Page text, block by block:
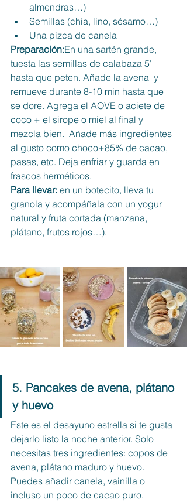
almendras…)
Semillas (chía, lino, sésamo…)
Una pizca de canela
Preparación:En una sartén grande,
tuesta las semillas de calabaza 5'
hasta que peten. Añade la avena  y
remueve durante 8-10 min hasta que
se dore. Agrega el AOVE o aciete de
coco + el sirope o miel al final y
mezcla bien.  Añade más ingredientes
al gusto como choco+85% de cacao,
pasas, etc. Deja enfriar y guarda en
frascos herméticos.
Para llevar: en un botecito, lleva tu
granola y acompáñala con un yogur
natural y fruta cortada (manzana,
plátano, frutos rojos…).
5. Pancakes de avena, plátano
y huevo
Este es el desayuno estrella si te gusta
dejarlo listo la noche anterior. Solo
necesitas tres ingredientes: copos de
avena, plátano maduro y huevo.
Puedes añadir canela, vainilla o
incluso un poco de cacao puro.